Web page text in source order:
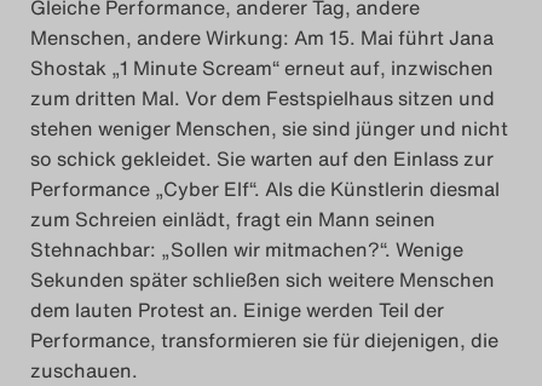
Das Theatertreffen-Blog
2025
Das Theatertreffen-Blog
Archiv
Impressum
Nutzungsbedingungen
Gleiche Performance, anderer Tag, andere
Menschen, andere Wirkung: Am 15. Mai führt Jana
Shostak „1 Minute Scream“ erneut auf, inzwischen
zum dritten Mal. Vor dem Festspielhaus sitzen und
stehen weniger Menschen, sie sind jünger und nicht
so schick gekleidet. Sie warten auf den Einlass zur
Performance „Cyber Elf“. Als die Künstlerin diesmal
zum Schreien einlädt, fragt ein Mann seinen
Stehnachbar: „Sollen wir mitmachen?“. Wenige
Sekunden später schließen sich weitere Menschen
dem lauten Protest an. Einige werden Teil der
Performance, transformieren sie für diejenigen, die
zuschauen.